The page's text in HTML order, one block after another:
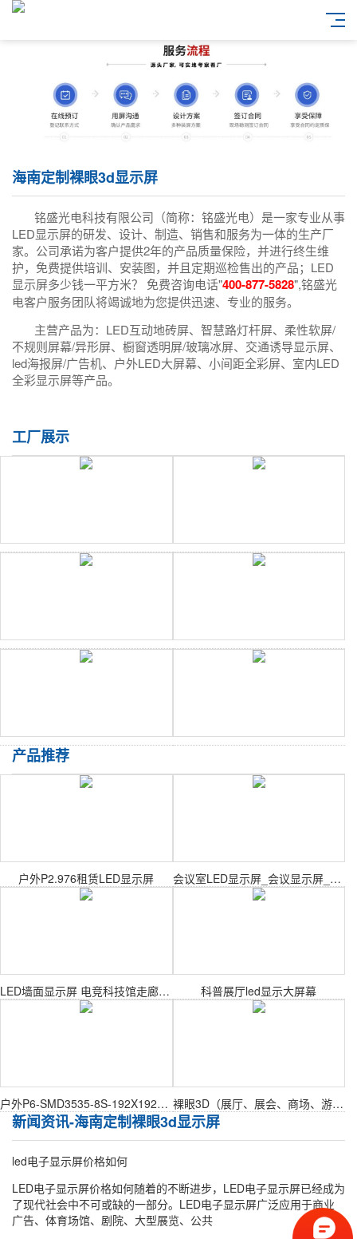
海南定制裸眼3d显示屏
铭盛光电科技有限公司（简称：铭盛光电）是一家专业从事
LED显示屏的研发、设计、制造、销售和服务为一体的生产厂
家。公司承诺为客户提供2年的产品质量保险，并进行终生维
护，免费提供培训、安装图，并且定期巡检售出的产品；LED
显示屏多少钱一平方米？ 免费咨询电话"400-877-5828",铭盛光
电客户服务团队将竭诚地为您提供迅速、专业的服务。
主营产品为：LED互动地砖屏、智慧路灯杆屏、柔性软屏/
不规则屏幕/异形屏、橱窗透明屏/玻璃冰屏、交通诱导显示屏、
led海报屏/广告机、户外LED大屏幕、小间距全彩屏、室内LED
全彩显示屏等产品。
工厂展示
产品推荐
户外P2.976租赁LED显示屏 会议室LED显示屏_会议显示屏_会议大屏幕
LED墙面显示屏 电竞科技馆走廊通道异形屏幕 科普展厅led显示大屏幕
户外P6-SMD3535-8S-192X192mm户外表贴模组 裸眼3D（展厅、展会、商场、游乐园）
新闻资讯-海南定制裸眼3d显示屏
led电子显示屏价格如何
LED电子显示屏价格如何随着的不断进步，LED电子显示屏已经成为
了现代社会中不可或缺的一部分。LED电子显示屏广泛应用于商业
广告、体育场馆、剧院、大型展览、公共